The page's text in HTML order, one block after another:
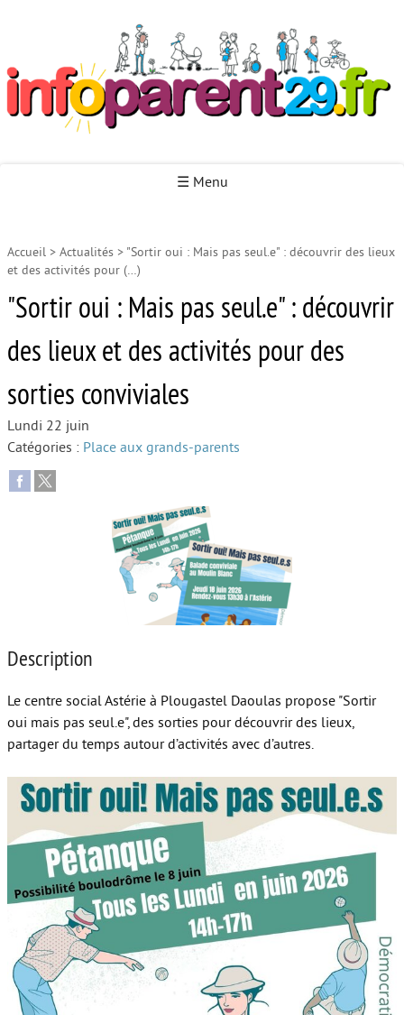
☰ Menu
Accueil
Autour de la petite enfance
Autour de l’enfance
Autour de la jeunesse
Face au handicap
Face au deuil
Sortir en famille
Vie de couple
Accueil > Actualités > "Sortir oui : Mais pas seul.e" : découvrir des lieux
et des activités pour (…)
"Sortir oui : Mais pas seul.e" : découvrir
des lieux et des activités pour des
sorties conviviales
Lundi 22 juin
Catégories : Place aux grands-parents
Description
Le centre social Astérie à Plougastel Daoulas propose "Sortir
oui mais pas seul.e", des sorties pour découvrir des lieux,
partager du temps autour d’activités avec d’autres.